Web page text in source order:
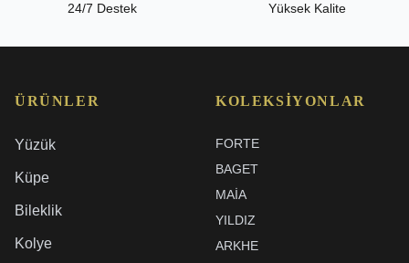
24/7 Destek Yüksek Kalite
ÜRÜNLER
Yüzük
Küpe
Bileklik
Kolye
KOLEKSIYONLAR
FORTE
BAGET
MAIA
YILDIZ
ARKHE